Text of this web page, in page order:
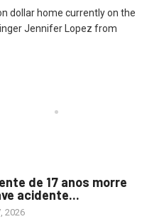
dollar home currently on the
Jennifer Lopez from
de 17 anos morre
acidente...
2026